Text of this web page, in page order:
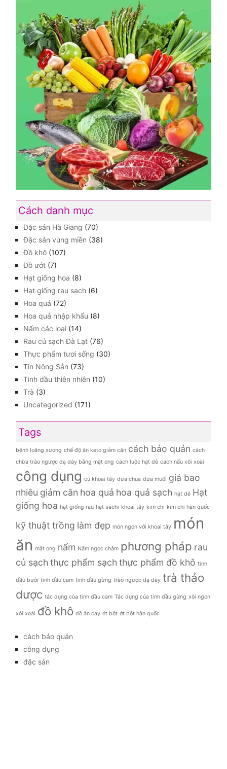
Cách danh mục
Đặc sản Hà Giang (70)
Đặc sản vùng miền (38)
Đồ khô (107)
Đồ ướt (7)
Hạt giống hoa (8)
Hạt giống rau sạch (6)
Hoa quả (72)
Hoa quả nhập khẩu (8)
Nấm các loại (14)
Rau củ sạch Đà Lạt (76)
Thực phẩm tươi sống (30)
Tin Nông Sản (73)
Tinh dầu thiên nhiên (10)
Trà (3)
Uncategorized (171)
Tags
bệnh loãng xương chế độ ăn keto giảm cân cách bảo quản cách
chữa trào ngược dạ dày bằng mật ong cách luộc hạt dẻ cách nấu xôi xoài
công dụng củ khoai tây dưa chua dưa muối giá bao
nhiêu giảm cân hoa quả hoa quả sạch hạt dẻ Hạt
giống hoa hạt giống rau hạt sachi khoai tây kim chi kim chi hàn quốc
kỹ thuật trồng làm đẹp món ngon với khoai tây món
ăn mật ong nấm Nấm ngọc châm phương pháp rau
củ sạch thực phẩm sạch thực phẩm đồ khô tinh
dầu bưởi tinh dầu cam tinh dầu gừng trào ngược dạ dày trà thảo
dược tác dụng của tinh dầu cam Tác dụng của tinh dầu gừng xôi ngon
xôi xoài đồ khô đồ ăn cay ớt bột ớt bột hàn quốc
cách bảo quản
công dụng
đặc sản